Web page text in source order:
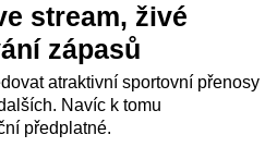
stream, živé
zápasů
atraktivní sportovní přenosy
Navíc k tomu
předplatné.